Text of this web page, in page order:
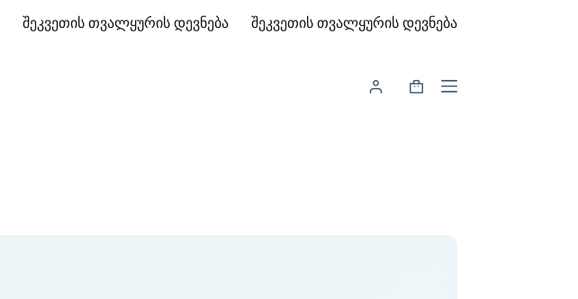
შეკვეთის თვალყურის დევნება შეკვეთის თვალყურის დევნება
Shopping